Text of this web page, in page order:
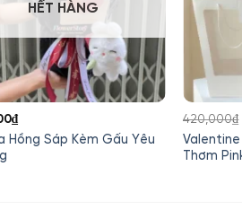
HẾT HÀNG
Hồng Sáp Kèm Gấu Yêu
₫
Thơm
420,000₫